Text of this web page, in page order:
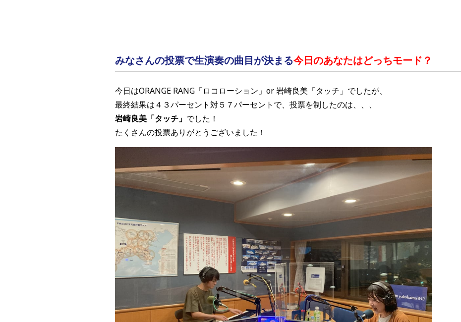
みなさんの投票で生演奏の曲目が決まる今日のあなたはどっちモード？
今日はORANGE RANG「ロコローション」or 岩崎良美「タッチ」でしたが、
最終結果は４３パーセント対５７パーセントで、投票を制したのは、、、
岩崎良美「タッチ」 でした！
たくさんの投票ありがとうございました！